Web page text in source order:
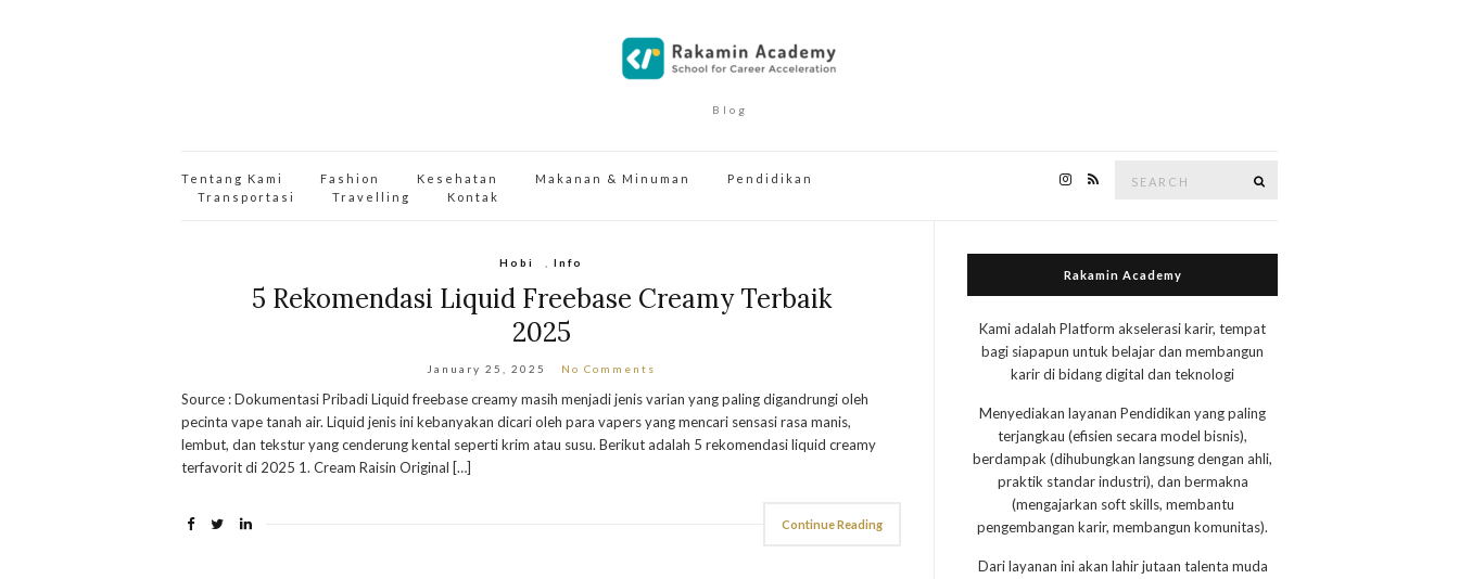
Blog
Tentang Kami Fashion Kesehatan Makanan & Minuman
Pendidikan
Transportasi
Travelling Kontak
Hobi ,Info
5 Rekomendasi Liquid Freebase Creamy Terbaik
2025
January 25, 2025 No Comments
Source : Dokumentasi Pribadi Liquid freebase creamy masih menjadi jenis varian yang paling digandrungi oleh
pecinta vape tanah air. Liquid jenis ini kebanyakan dicari oleh para vapers yang mencari sensasi rasa manis,
lembut, dan tekstur yang cenderung kental seperti krim atau susu. Berikut adalah 5 rekomendasi liquid creamy
terfavorit di 2025 1. Cream Raisin Original […]
Continue Reading
Rakamin Academy
Kami adalah Platform akselerasi karir, tempat
bagi siapapun untuk belajar dan membangun
karir di bidang digital dan teknologi
Menyediakan layanan Pendidikan yang paling
terjangkau (efisien secara model bisnis),
berdampak (dihubungkan langsung dengan ahli,
praktik standar industri), dan bermakna
(mengajarkan soft skills, membantu
pengembangan karir, membangun komunitas).
Dari layanan ini akan lahir jutaan talenta muda